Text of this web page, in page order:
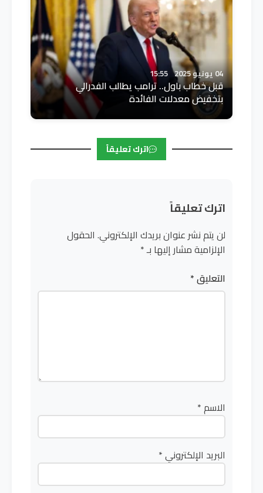
04 يونيو 2025 15:55
قبل خطاب باول.. ترامب يطالب الفدرالي
بتخفيض معدلات الفائدة
اترك تعليقاً
اترك تعليقاً
لن يتم نشر عنوان بريدك الإلكتروني. الحقول
الإلزامية مشار إليها بـ*
التعليق*
الاسم*
البريد الإلكتروني*